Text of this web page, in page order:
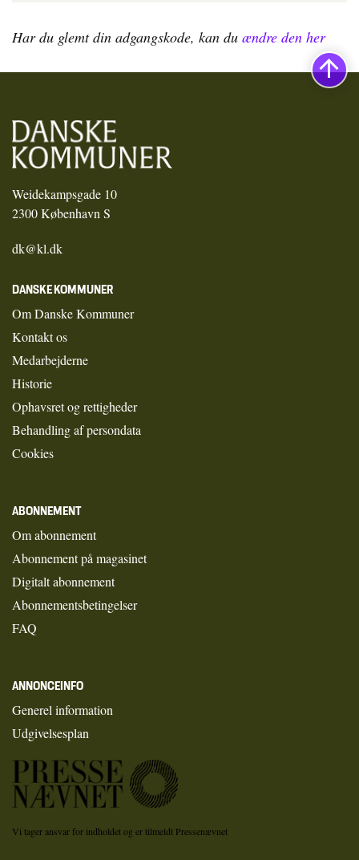
Har du glemt din adgangskode, kan du ændre den her
Weidekampsgade 10
2300 København S
dk@kl.dk
DANSKE KOMMUNER
Om Danske Kommuner
Kontakt os
Medarbejderne
Historie
Ophavsret og rettigheder
Behandling af persondata
Cookies
ABONNEMENT
Om abonnement
Abonnement på magasinet
Digitalt abonnement
Abonnementsbetingelser
FAQ
ANNONCEINFO
Generel information
Udgivelsesplan
Vi tager ansvar for indholdet og er tilmeldt Pressenævnet